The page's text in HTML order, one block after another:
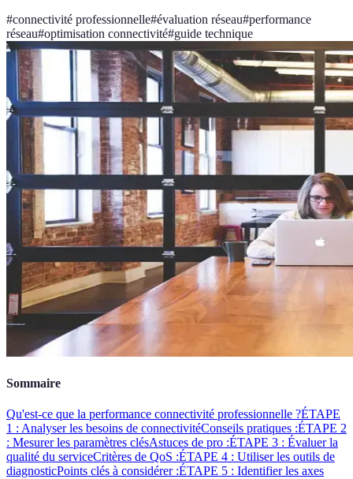
#connectivité professionnelle#évaluation réseau#performance
réseau#optimisation connectivité#guide technique
Sommaire
Qu'est-ce que la performance connectivité professionnelle ?ÉTAPE
1 : Analyser les besoins de connectivitéConseils pratiques :ÉTAPE 2
: Mesurer les paramètres clésAstuces de pro :ÉTAPE 3 : Évaluer la
qualité du serviceCritères de QoS :ÉTAPE 4 : Utiliser les outils de
diagnosticPoints clés à considérer :ÉTAPE 5 : Identifier les axes